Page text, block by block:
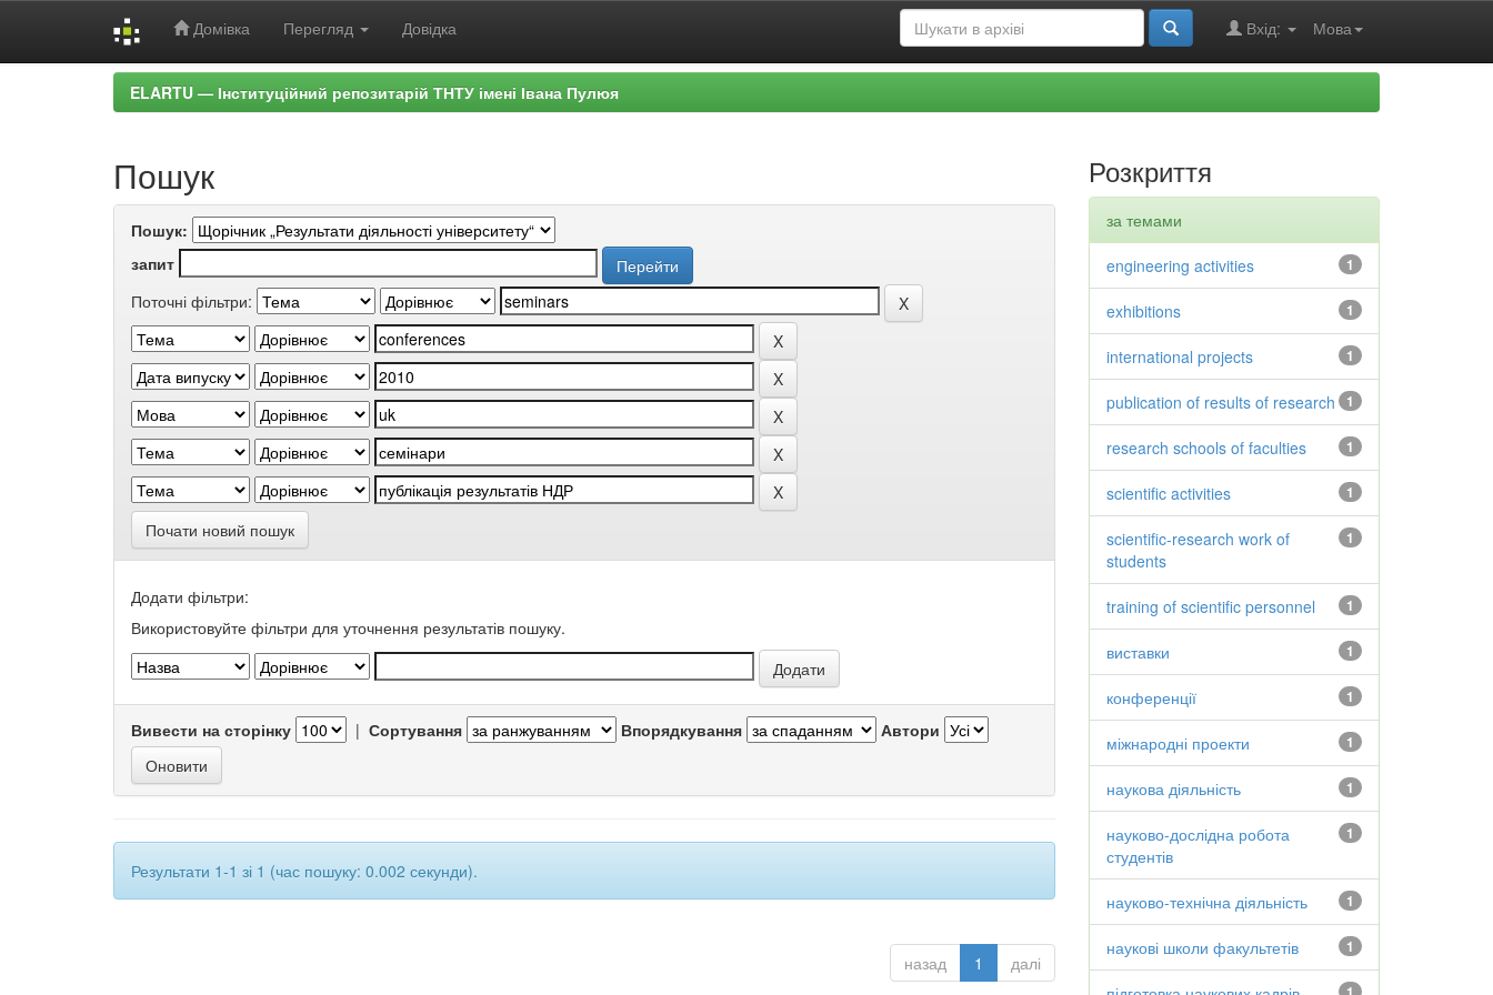
Домівка Перегляд Довідка Мова
Вхід:
ELARTU — Інституційний репозитарій ТНТУ імені Івана Пулюя
Пошук
Пошук:
запит
Поточні фільтри:
Почати новий пошук
Додати фільтри:
Використовуйте фільтри для уточнення результатів пошуку.
Вивести на сторінку | Сортування Впорядкування Автори
Результати 1-1 зі 1 (час пошуку: 0.002 секунди).
назад 1 далі
Розкриття
за темами
1
engineering activities
1
exhibitions
1
international projects
1
publication of results of research
1
research schools of faculties
1
scientific activities
1
scientific-research work of
students
1
training of scientific personnel
1
виставки
1
конференції
1
міжнародні проекти
1
наукова діяльність
1
науково-дослідна робота
студентів
1
науково-технічна діяльність
1
наукові школи факультетів